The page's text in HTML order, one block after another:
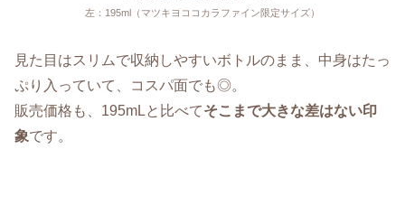
左：195ml（マツキヨココカラファイン限定サイズ）
見た目はスリムで収納しやすいボトルのまま、中身はたっ
ぷり入っていて、コスパ面でも◎。
販売価格も、195mLと比べてそこまで大きな差はない印
象です。